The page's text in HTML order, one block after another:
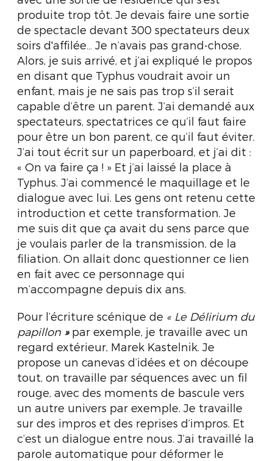
produite trop tôt. Je devais faire une sortie
de spectacle devant 300 spectateurs deux
soirs d'affilée… Je n’avais pas grand-chose.
Alors, je suis arrivé, et j’ai expliqué le propos
en disant que Typhus voudrait avoir un
enfant, mais je ne sais pas trop s’il serait
capable d’être un parent. J’ai demandé aux
spectateurs, spectatrices ce qu’il faut faire
pour être un bon parent, ce qu’il faut éviter.
J’ai tout écrit sur un paperboard, et j’ai dit :
« On va faire ça ! » Et j’ai laissé la place à
Typhus. J’ai commencé le maquillage et le
dialogue avec lui. Les gens ont retenu cette
introduction et cette transformation. Je
me suis dit que ça avait du sens parce que
je voulais parler de la transmission, de la
filiation. On allait donc questionner ce lien
en fait avec ce personnage qui
m’accompagne depuis dix ans.
Pour l’écriture scénique de « Le Délirium du
papillon »par exemple, je travaille avec un
regard extérieur, Marek Kastelnik. Je
propose un canevas d’idées et on découpe
tout, on travaille par séquences avec un fil
rouge, avec des moments de bascule vers
un autre univers par exemple. Je travaille
sur des impros et des reprises d’impros. Et
c’est un dialogue entre nous. J’ai travaillé la
parole automatique pour déformer le